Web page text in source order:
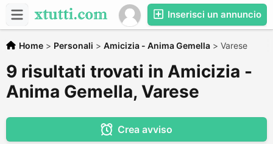
Inserisci un annuncio
Home > Personali > Amicizia - Anima Gemella > Varese
9 risultati trovati in Amicizia -
Anima Gemella, Varese
Crea avviso